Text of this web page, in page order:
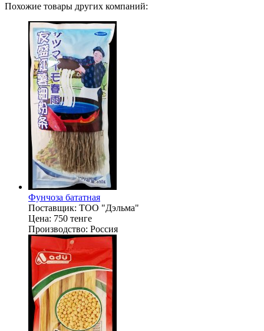
Похожие товары других компаний:
Фунчоза бататная
Поставщик: ТОО "Дэльма"
Цена: 750 тенге
Производство: Россия